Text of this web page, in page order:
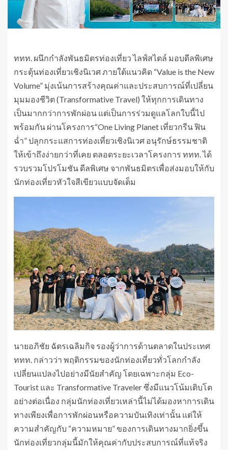
ททท. ผนึกกำลังพันธมิตรท่องเที่ยว ไลฟ์สไตล์ มอบดีลพิเศษ
กระตุ้นท่องเที่ยวเชิงนิเวศ ภายใต้แนวคิด “Value is the New
Volume” มุ่งเน้นการสร้างคุณค่าและประสบการณ์ที่เปลี่ยน
มุมมองชีวิต (Transformative Travel) ให้ทุกการเดินทาง
เป็นมากกว่าการพักผ่อน แต่เป็นการร่วมดูแลโลกใบนี้ไป
พร้อมกัน ผ่านโครงการ“One Living Planet เที่ยวกรีน ฟิน
ฉ่ำ” ปลุกกระแสการท่องเที่ยวเชิงนิเวศ อนุรักษ์ธรรมชาติ
ให้เข้าถึงง่ายกว่าที่เคย ตลอดระยะเวลาโครงการ ททท. ได้
รวบรวมโปรโมชัน ดีลพิเศษ จากพันธมิตรเพื่อส่งมอบให้กับ
นักท่องเที่ยวหัวใจสีเขียวแบบจัดเต็ม
นายอภิชัย ฉัตรเฉลิมกิจ รองผู้ว่าการด้านตลาดในประเทศ
ททท. กล่าวว่า พฤติกรรมของนักท่องเที่ยวทั่วโลกกำลัง
เปลี่ยนแปลงไปอย่างมีนัยสำคัญ โดยเฉพาะกลุ่ม Eco-
Tourist และ Transformative Traveler ซึ่งมีแนวโน้มเติบโต
อย่างต่อเนื่อง กลุ่มนักท่องเที่ยวเหล่านี้ไม่ได้มองหาการเดิน
ทางเพียงเพื่อการพักผ่อนหรือความบันเทิงเท่านั้น แต่ให้
ความสำคัญกับ “ความหมาย” ของการเดินทางมากยิ่งขึ้น
นักท่องเที่ยวกลุ่มนี้มักให้คุณค่ากับประสบการณ์ที่แท้จริง